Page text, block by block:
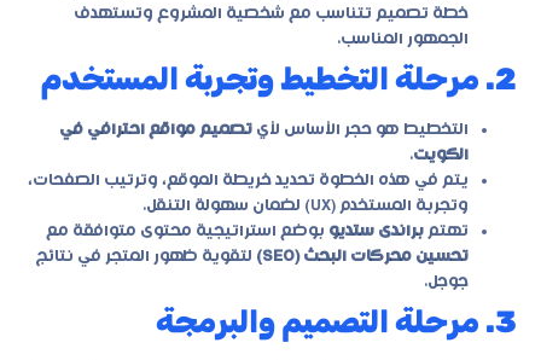
خطة تصميم تتناسب مع شخصية المشروع وتستهدف
الجمهور المناسب.
2. مرحلة التخطيط وتجربة المستخدم
التخطيط هو حجر الأساس لأي تصميم مواقع احترافي في
الكويت.
يتم في هذه الخطوة تحديد خريطة الموقع، وترتيب الصفحات،
وتجربة المستخدم (UX) لضمان سهولة التنقل.
تهتم براندى ستديو بوضع استراتيجية محتوى متوافقة مع
تحسين محركات البحث (SEO)
لتقوية ظهور المتجر في نتائج
جوجل.
3. مرحلة التصميم والبرمجة